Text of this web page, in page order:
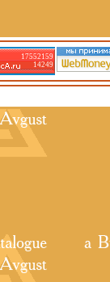
17552159
14249